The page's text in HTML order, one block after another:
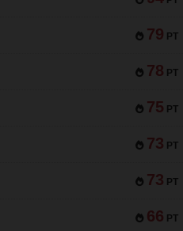
79 PT
78 PT
75 PT
73 PT
73 PT
66 PT